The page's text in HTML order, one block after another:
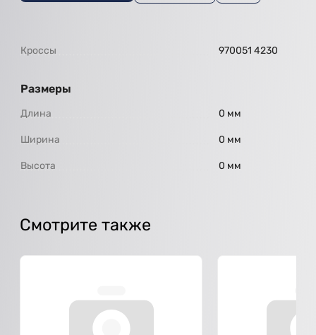
Кроссы 970051 4230
Размеры
Длина 0 мм
Ширина 0 мм
Высота 0 мм
Смотрите также